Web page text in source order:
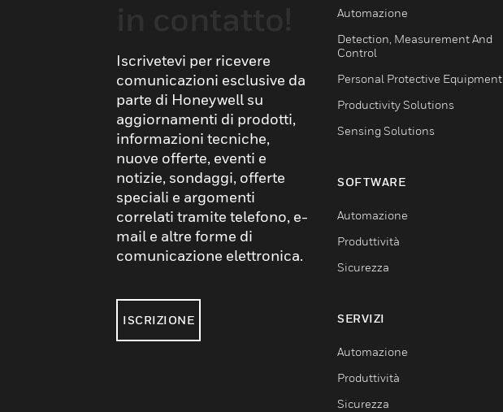
Iscrivetevi per ricevere
comunicazioni esclusive da
parte di Honeywell su
aggiornamenti di prodotti,
informazioni tecniche,
nuove offerte, eventi e
notizie, sondaggi, offerte
speciali e argomenti
correlati tramite telefono, e-
mail e altre forme di
comunicazione elettronica.
ISCRIZIONE
Automazione
Detection, Measurement And
Control
Personal Protective Equipment
Productivity Solutions
Sensing Solutions
SOFTWARE
Automazione
Produttività
Sicurezza
SERVIZI
Automazione
Produttività
Sicurezza